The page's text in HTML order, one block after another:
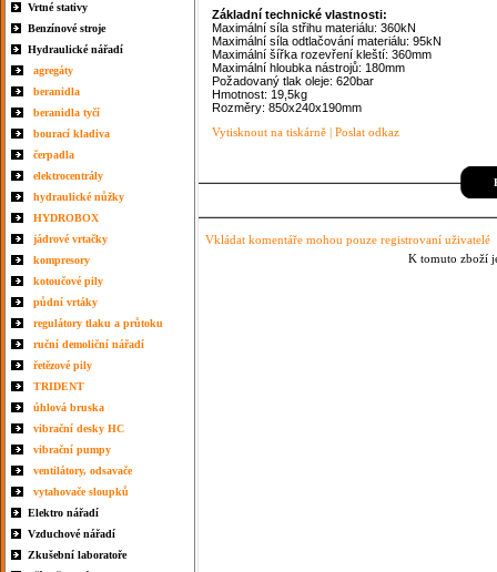
Vrtné stativy
Benzínové stroje
Hydraulické nářadí
agregáty
beranidla
beranidla tyčí
bourací kladiva
čerpadla
elektrocentrály
hydraulické nůžky
HYDROBOX
jádrové vrtačky
kompresory
kotoučové pily
půdní vrtáky
regulátory tlaku a průtoku
ruční demoliční nářadí
řetězové pily
TRIDENT
úhlová bruska
vibrační desky HC
vibrační pumpy
ventilátory, odsavače
vytahovače sloupků
Elektro nářadí
Vzduchové nářadí
Zkušební laboratoře
Základní technické vlastnosti:
Maximální síla střihu materiálu: 360kN
Maximální síla odtlačování materiálu: 95kN
Maximální šířka rozevření kleští: 360mm
Maximální hloubka nástrojů: 180mm
Požadovaný tlak oleje: 620bar
Hmotnost: 19,5kg
Rozměry: 850x240x190mm
Vytisknout na tiskárně | Poslat odkaz
Vkládat komentáře mohou pouze registrovaní uživatelé
K tomuto zboží